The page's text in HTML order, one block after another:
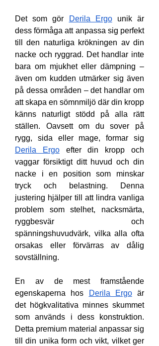
Det som gör Derila Ergo unik är
dess förmåga att anpassa sig perfekt
till den naturliga krökningen av din
nacke och ryggrad. Det handlar inte
bara om mjukhet eller dämpning –
även om kudden utmärker sig även
på dessa områden – det handlar om
att skapa en sömnmiljö där din kropp
känns naturligt stödd på alla rätt
ställen. Oavsett om du sover på
Derila Ergo efter din kropp och
vaggar försiktigt ditt huvud och din
nacke i en position som minskar
tryck och belastning. Denna
justering hjälper till att lindra vanliga
problem som stelhet, nacksmärta,
ryggbesvär och
spänningshuvudvärk, vilka alla ofta
orsakas eller förvärras av dålig
sovställning.
En av de mest framstående
egenskaperna hos
Derila Ergo är
det högkvalitativa minnes skummet
som används i dess konstruktion.
Detta premium material anpassar sig
till din unika form och vikt, vilket ger